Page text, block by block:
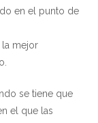
en el punto de
la mejor
se tiene que
el que las